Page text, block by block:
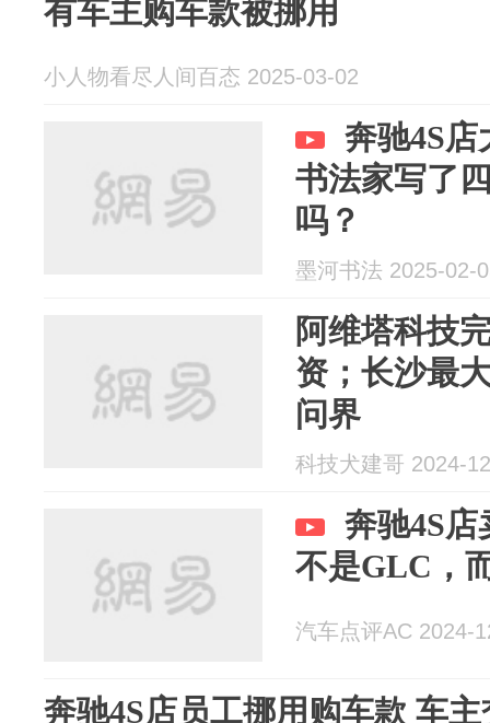
有车主购车款被挪用
小人物看尽人间百态 2025-03-02
奔驰4S店
书法家写了
吗？
墨河书法 2025-02-
阿维塔科技
资；长沙最
问界
科技犬建哥 2024-
奔驰4S
不是GLC，
汽车点评AC 2024-
奔驰4S店员工挪用购车款 车